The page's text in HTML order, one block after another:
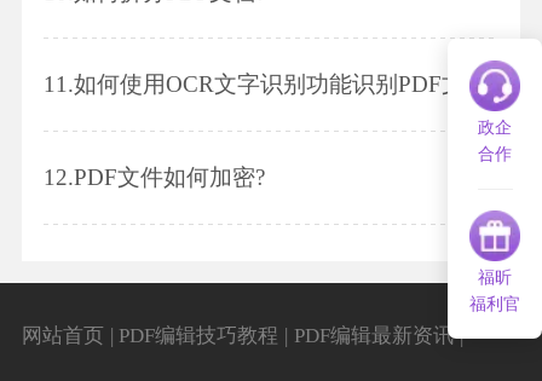
11.如何使用OCR文字识别功能识别PDF文档?
12.PDF文件如何加密?
政企
合作
福昕
福利官
网站首页 | PDF编辑技巧教程 | PDF编辑最新资讯 |